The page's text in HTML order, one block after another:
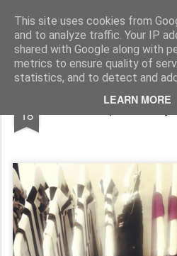
This site uses cookies from
and to analyze traffic. Your IP
shared with Google along with
metrics to ensure quality of
statistics, and to detect and
LEARN MORE
IS THE NEW IS THE NEW wurde im August 2011 gegründet: IS THE NEW ist eine internationale Begegnung mit angesagten,
18 Cheap